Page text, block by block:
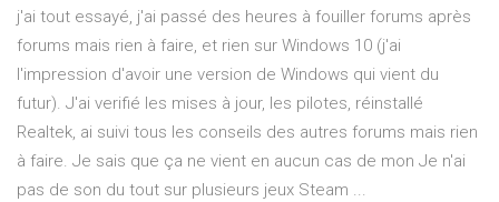
j'ai tout essayé, j'ai passé des heures à fouiller forums après
forums mais rien à faire, et rien sur Windows 10 (j'ai
l'impression d'avoir une version de Windows qui vient du
futur). J'ai verifié les mises à jour, les pilotes, réinstallé
Realtek, ai suivi tous les conseils des autres forums mais rien
à faire. Je sais que ça ne vient en aucun cas de mon Je n'ai
pas de son du tout sur plusieurs jeux Steam ...